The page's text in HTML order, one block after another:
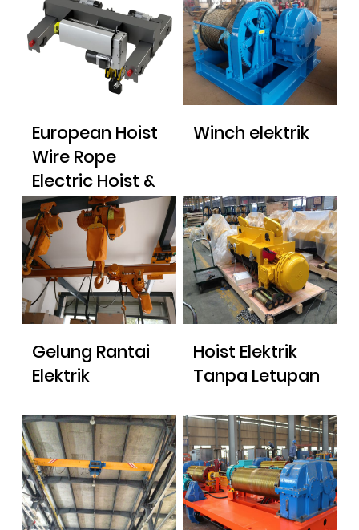
European Hoist
Wire Rope
Electric Hoist &
Hoist Trolley
Winch elektrik
Gelung Rantai
Elektrik
Hoist Elektrik
Tanpa Letupan